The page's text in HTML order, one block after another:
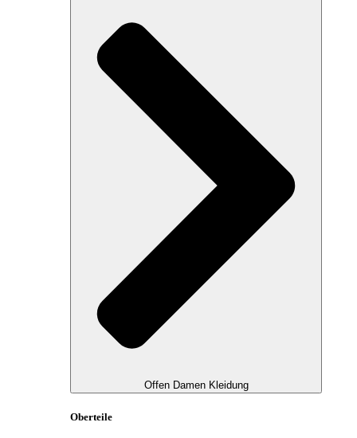
Offen Damen Kleidung
Oberteile